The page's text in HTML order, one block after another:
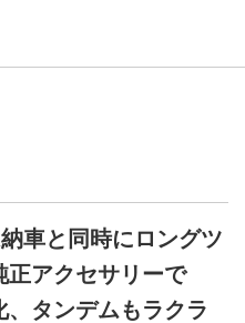
車と同時にロングツ
正アクセサリーで
、タンデムもラクラ